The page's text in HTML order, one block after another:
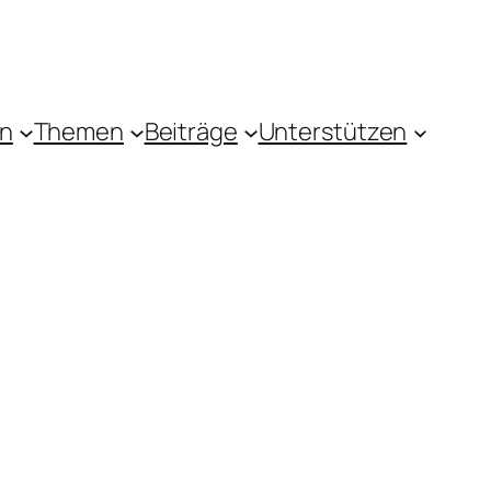
Themen Beiträge Unterstützen